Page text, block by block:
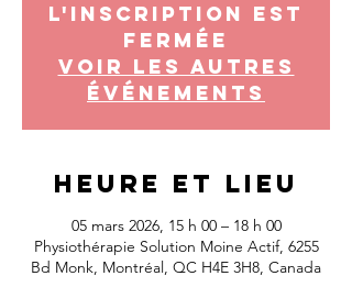
L'inscription est
fermée
Voir les autres
événements
Heure et lieu
05 mars 2026, 15 h 00 – 18 h 00
Physiothérapie Solution Moine Actif, 6255
Bd Monk, Montréal, QC H4E 3H8, Canada